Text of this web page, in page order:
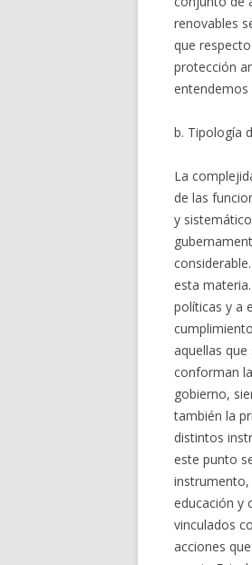
renovables
que
protección
entendemos
b. Tipología
La
de las
y
esta
políticas y a
aquellas
conforman
gobierno,
también la
distintos
este punto
educación y
vinculados
acciones